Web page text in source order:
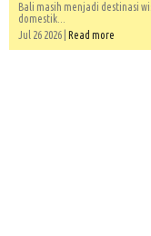
Bali masih menjadi destinasi
domestik...
Jul 26 2026 | Read more